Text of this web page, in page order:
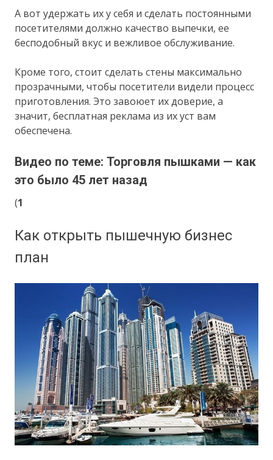
А вот удержать их у себя и сделать постоянными
посетителями должно качество выпечки, ее
бесподобный вкус и вежливое обслуживание.
Кроме того, стоит сделать стены максимально
прозрачными, чтобы посетители видели процесс
приготовления. Это завоюет их доверие, а
значит, бесплатная реклама из их уст вам
обеспечена.
Видео по теме: Торговля пышками — как
это было 45 лет назад
(1
Как открыть пышечную бизнес
план